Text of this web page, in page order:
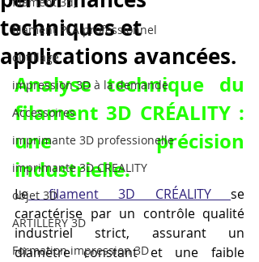
filament PLA professionnel
outillage
impression 3D à la demande
Accessoires
imprimante 3D professionelle
imprimante 3D CREALITY
objet 3D
ARTILLERY 3D
Formation impression 3D
techniques et
applications avancées.
Analyse technique du
filament 3D CRÉALITY :
une précision
industrielle.
Le filament 3D CRÉALITY se
caractérise par un contrôle qualité
industriel strict, assurant un
diamètre constant et une faible